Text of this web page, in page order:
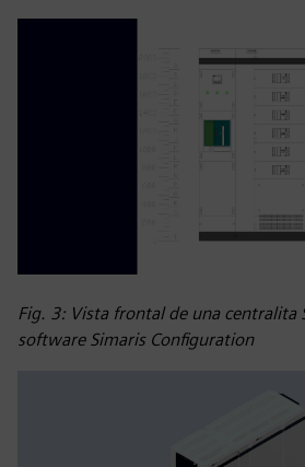
Fig. 3: Vista frontal de una centralita
software Simaris Configuration